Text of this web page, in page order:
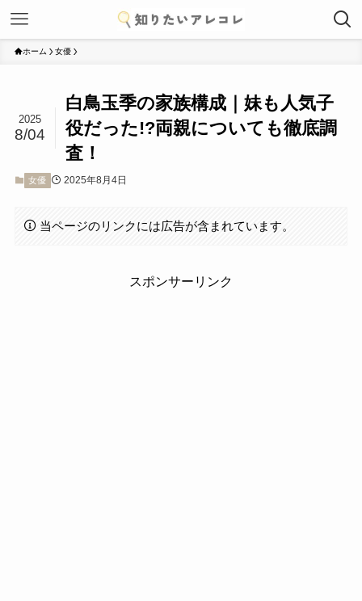
ホーム 女優
白鳥玉季の家族構成｜妹も人気子
役だった!?両親についても徹底調
査！
2025
8/04
女優 2025年8月4日
当ページのリンクには広告が含まれています。
スポンサーリンク